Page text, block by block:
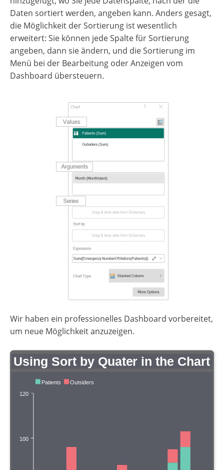
Daten sortiert werden, angeben kann. Anders gesagt,
die Möglichkeit der Sortierung ist wesentlich
erweitert: Sie können jede Spalte für Sortierung
angeben, dann sie ändern, und die Sortierung im
Menü bei der Bearbeitung oder Anzeigen vom
Dashboard übersteuern.
Wir haben ein professionelles Dashboard vorbereitet,
um neue Möglichkeit anzuzeigen.